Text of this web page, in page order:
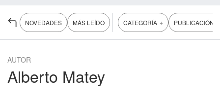
NOVEDADES MÁS LEÍDO CATEGORÍA + PUBLICACIÓN
AUTOR
Alberto Matey